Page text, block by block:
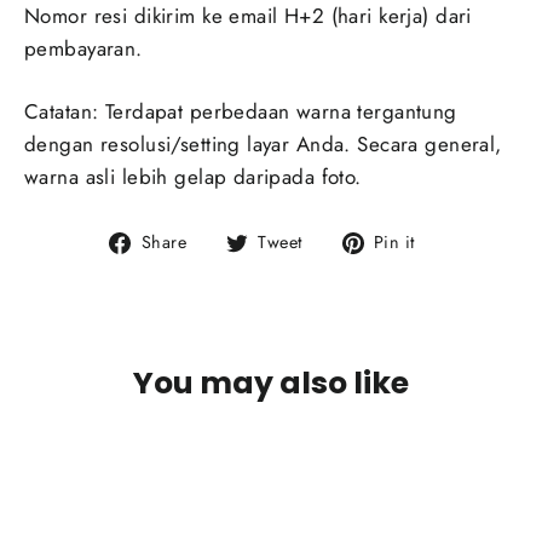
Nomor resi dikirim ke email H+2 (hari kerja) dari
pembayaran.
Catatan: Terdapat perbedaan warna tergantung
dengan resolusi/setting layar Anda. Secara general,
warna asli lebih gelap daripada foto.
Share
Share Tweet
Tweet Pin it
You may also like